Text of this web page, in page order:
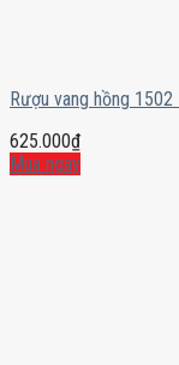
Rượu vang hồng
625.000₫
Mua ngay